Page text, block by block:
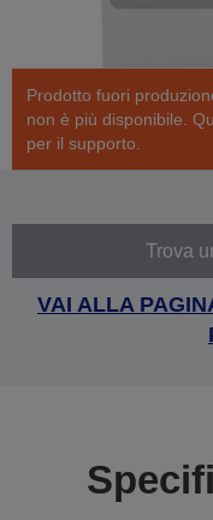
Prodotto fuori
non è più disponibile.
per il supporto.
Trova
VAI ALLA